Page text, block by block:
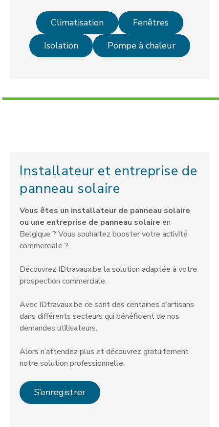
Climatisation
Fenêtres
Isolation
Pompe à chaleur
Installateur et entreprise de
panneau solaire
Vous êtes un installateur de panneau solaire
ou une entreprise de panneau solaire en
Belgique ? Vous souhaitez booster votre activité
commerciale ?
Découvrez IDtravaux.be la solution adaptée à votre
prospection commerciale.
Avec IDtravaux.be ce sont des centaines d’artisans
dans différents secteurs qui bénéficient de nos
demandes utilisateurs.
Alors n’attendez plus et découvrez gratuitement
notre solution professionnelle.
S’enregistrer